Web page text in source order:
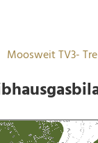
Moosweit TV3-